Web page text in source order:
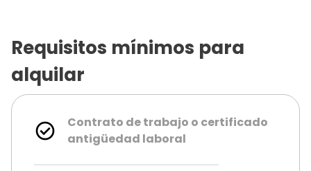
Requisitos mínimos para
alquilar
Contrato de trabajo o certificado
antigüedad laboral